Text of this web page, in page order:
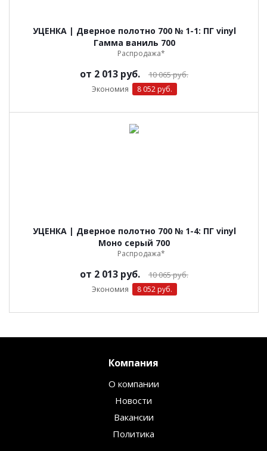
УЦЕНКА | Дверное полотно 700 № 1-1: ПГ vinyl
Гамма ваниль 700
Распродажа*
от 2 013 руб. 10 065 руб.
Экономия 8 052 руб.
УЦЕНКА | Дверное полотно 700 № 1-4: ПГ vinyl
Моно серый 700
Распродажа*
от 2 013 руб. 10 065 руб.
Экономия 8 052 руб.
Компания
О компании
Новости
Вакансии
Политика